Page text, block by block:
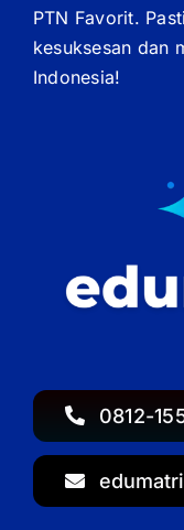
0812-
PTN Favorit.
kesuksesan dan
Indonesia!